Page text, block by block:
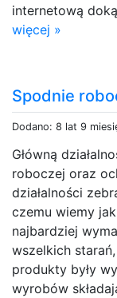
internetową
więcej »
Spodnie
Dodano: 8 lat 9
Główną
roboczej oraz
działalności
czemu wiemy
najbardziej
wszelkich
produkty były
wyrobów